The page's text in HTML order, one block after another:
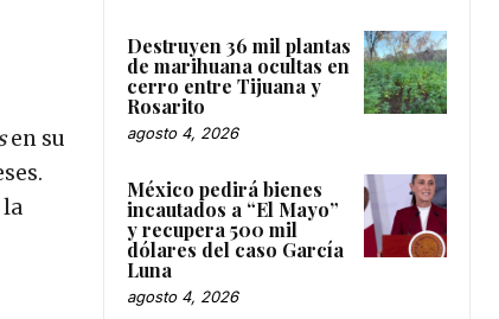
en su
la
Destruyen 36 mil plantas
de marihuana ocultas en
cerro entre Tijuana y
Rosarito
agosto 4, 2026
México pedirá bienes
incautados a “El Mayo”
y recupera 500 mil
dólares del caso García
Luna
agosto 4, 2026